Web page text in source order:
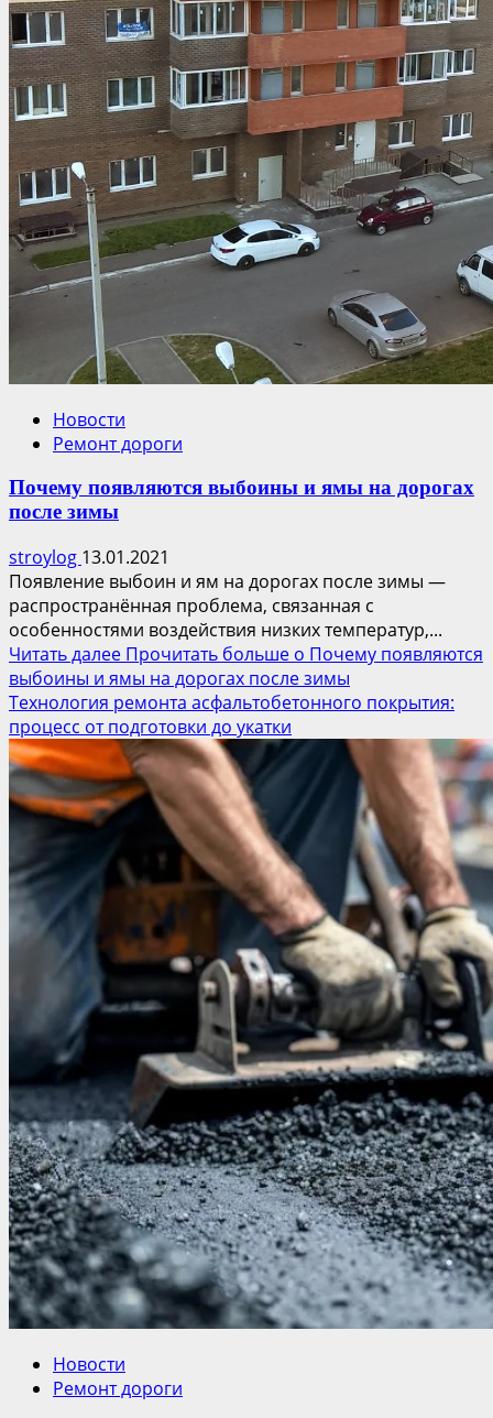
Новости
Ремонт дороги
Почему появляются выбоины и ямы на дорогах
после зимы
stroylog 13.01.2021
Появление выбоин и ям на дорогах после зимы —
распространённая проблема, связанная с
особенностями воздействия низких температур,...
Читать далее Прочитать больше о Почему появляются
выбоины и ямы на дорогах после зимы
Технология ремонта асфальтобетонного покрытия:
процесс от подготовки до укатки
Новости
Ремонт дороги